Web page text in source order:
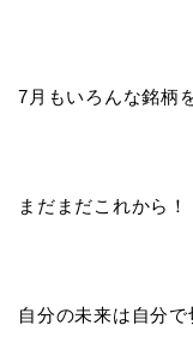
7月もいろんな銘柄
まだまだこれから！
自分の未来は自分で